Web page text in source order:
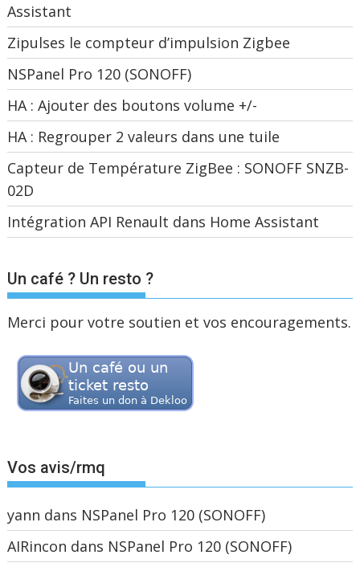
Assistant
Zipulses le compteur d’impulsion Zigbee
NSPanel Pro 120 (SONOFF)
HA : Ajouter des boutons volume +/-
HA : Regrouper 2 valeurs dans une tuile
Capteur de Température ZigBee : SONOFF SNZB-
02D
Intégration API Renault dans Home Assistant
Un café ? Un resto ?
Merci pour votre soutien et vos encouragements.
Vos avis/rmq
yann dans NSPanel Pro 120 (SONOFF)
AIRincon dans NSPanel Pro 120 (SONOFF)